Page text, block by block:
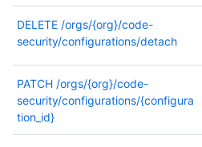
DELETE /orgs/{org}/code-
security/configurations/detach
PATCH /orgs/{org}/code-
security/configurations/{configura
tion_id}